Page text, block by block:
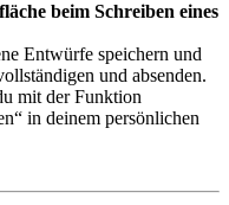
beim Schreiben eines
Entwürfe speichern und
und absenden.
mit der Funktion
in deinem persönlichen